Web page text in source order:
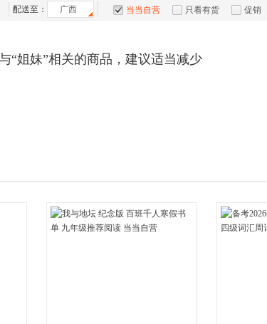
孕
数
电
配送至： 广西 当当自营 只看有货 促销
“姐妹”相关的商品，建议适当减少